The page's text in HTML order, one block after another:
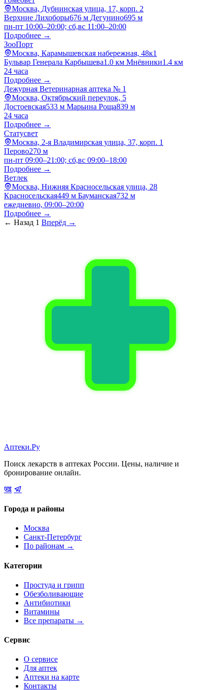
Москва, Дубнинская улица, 17, корп. 2
Верхние Лихоборы676 м Дегунино695 м
пн-пт 10:00–20:00; сб,вс 11:00–20:00
Подробнее →
ЗооПорт
Москва, Карамышевская набережная, 48к1
Бульвар Генерала Карбышева1.0 км Мнёвники1.4 км
24 часа
Подробнее →
Дежурная Ветеринарная аптека № 1
Москва, Октябрьский переулок, 5
Достоевская533 м Марьина Роща839 м
24 часа
Подробнее →
Статусвет
Москва, 2-я Владимирская улица, 37, корп. 1
Перово270 м
пн-пт 09:00–21:00; сб,вс 09:00–18:00
Подробнее →
Ветлек
Москва, Нижняя Красносельская улица, 28
Красносельская449 м Бауманская732 м
ежедневно, 09:00–20:00
Подробнее →
← Назад 1 Вперёд →
Аптеки.Ру
Поиск лекарств в аптеках России. Цены, наличие и
бронирование онлайн.
Города и районы
Москва
Санкт-Петербург
По районам →
Категории
Простуда и грипп
Обезболивающие
Антибиотики
Витамины
Все препараты →
Сервис
О сервисе
Для аптек
Аптеки на карте
Контакты